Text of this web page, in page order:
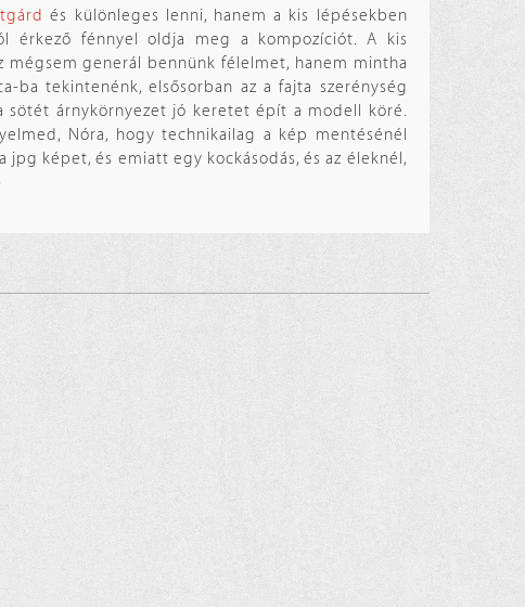
és különleges lenni, hanem a kis lépésekben
érkező fénnyel oldja meg a kompozíciót. A kis
generál bennünk félelmet, hanem mintha
ba tekintenénk, elsősorban az a fajta szerénység
sötét árnykörnyezet jó keretet épít a modell köré.
Nóra, hogy technikailag a kép mentésénél
képet, és emiatt egy kockásodás, és az éleknél,